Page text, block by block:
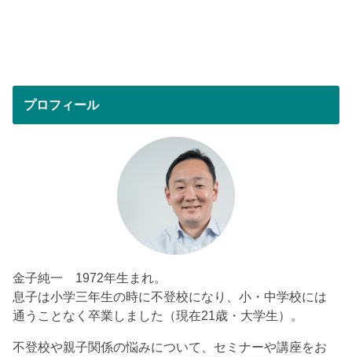
プロフィール
金子純一 1972年生まれ。
息子は小学三年生の時に不登校になり、小・中学校には
通うことなく卒業しました（現在21歳・大学生）。
不登校や親子関係の悩みについて、セミナーや講座をお